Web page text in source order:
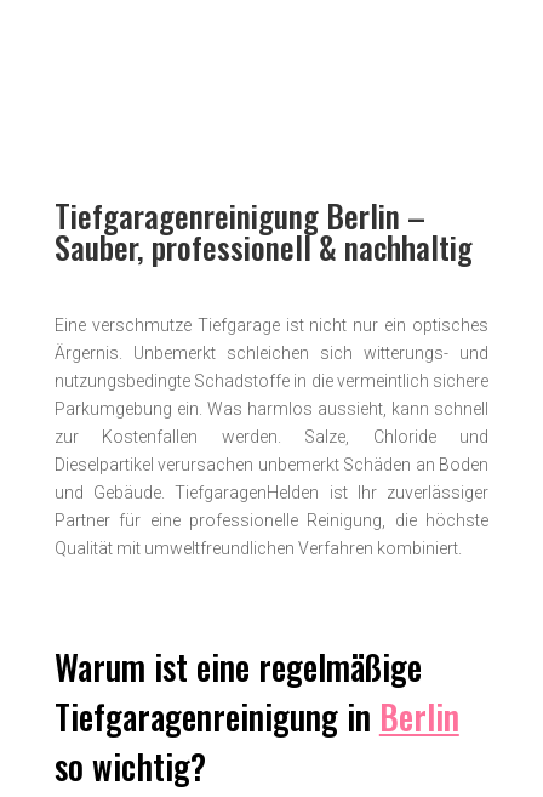
Tiefgaragenreinigung Berlin –
Sauber, professionell & nachhaltig
Eine verschmutze Tiefgarage ist nicht nur ein optisches
Ärgernis. Unbemerkt schleichen sich witterungs- und
nutzungs­bedingte Schadstoffe in die vermeintlich sichere
Parkumgebung ein. Was harmlos aussieht, kann schnell
zur Kostenfallen werden. Salze, Chloride und
Dieselpartikel verursachen unbemerkt Schäden an Boden
und Gebäude. TiefgaragenHelden ist Ihr zuverlässiger
Partner für eine professionelle Reinigung, die höchste
Qualität mit umwelt­freundlichen Verfahren kombiniert.
Warum ist eine regelmäßige
Tiefgaragenreinigung in Berlin
so wichtig?